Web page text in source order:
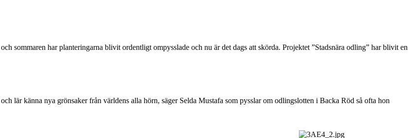
sommaren har planteringarna blivit ordentligt ompysslade och nu är det dags att skörda. Projektet ”Stadsnära odling” har blivit en
lär känna nya grönsaker från världens alla hörn, säger Selda Mustafa som pysslar om odlingslotten i Backa Röd så ofta hon